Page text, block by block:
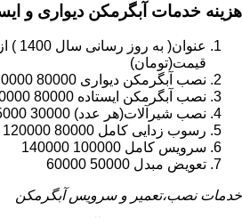
هزینه خدمات آبگرمکن دیواری و
قیمت(تومان)
نصب آبگرمکن دیواری 80000 120000
نصب آبگرمکن ایستاده 80000 140000
نصب شیرآلات(هر عدد) 30000 35000
رسوب زدایی کامل 80000 120000
سرویس کامل 100000 140000
تعویض مبدل 50000 60000
خدمات نصب،تعمیر و سرویس آبگرمکن